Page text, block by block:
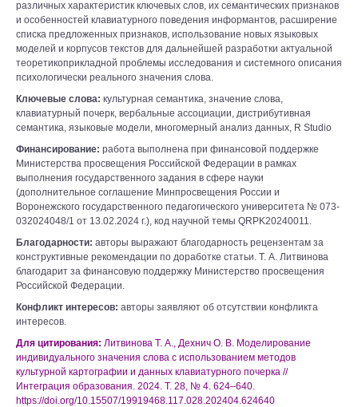
различных характеристик ключевых слов, их семантических признаков
и особенностей клавиатурного поведения информантов, расширение
списка предложенных признаков, использование новых языковых
моделей и корпусов текстов для дальнейшей разработки актуальной
теоретико­прикладной проблемы исследования и системного описания
психологически реального значения слова.
Ключевые слова: культурная семантика, значение слова,
клавиатурный почерк, вербальные ассоциации, дистрибутивная
семантика, языковые модели, многомерный анализ данных, R Studio
Финансирование: работа выполнена при финансовой поддержке
Министерства просвещения Российской Федерации в рамках
выполнения государственного задания в сфере науки
(дополнительное соглашение Минпросвещения России и
Воронежского государственного педагогического университета № 073­
03­2024­048/1 от 13.02.2024 г.), код научной темы QRPK­2024­0011.
Благодарности: авторы выражают благодарность рецензентам за
конструктивные рекомендации по доработке статьи. Т. А. Литвинова
благодарит за финансовую поддержку Министерство просвещения
Российской Федерации.
Конфликт интересов: авторы заявляют об отсутствии конфликта
интересов.
Для цитирования: Литвинова Т. А., Дехнич О. В. Моделирование
индивидуального значения слова с использованием методов
культурной картографии и данных клавиатурного почерка //
Интеграция образования. 2024. Т. 28, № 4. 624–640.
https://doi.org/10.15507/1991­9468.117.028.202404.624­640